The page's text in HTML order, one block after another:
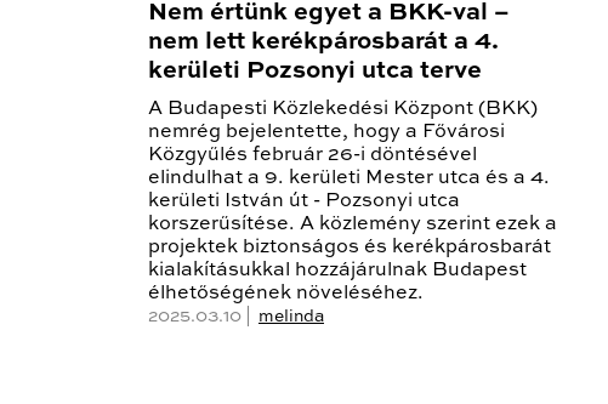
Nem értünk egyet a BKK-val –
nem lett kerékpárosbarát a 4.
kerületi Pozsonyi utca terve
A Budapesti Közlekedési Központ (BKK)
nemrég bejelentette, hogy a Fővárosi
Közgyűlés február 26-i döntésével
elindulhat a 9. kerületi Mester utca és a 4.
kerületi István út - Pozsonyi utca
korszerűsítése. A közlemény szerint ezek a
projektek biztonságos és kerékpárosbarát
kialakításukkal hozzájárulnak Budapest
élhetőségének növeléséhez.
2025.03.10 | melinda